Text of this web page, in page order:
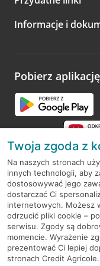
A po wizycie…
Zachęcamy do
opinie.
Informacje i
Pobierz
RODO
Regulamin serwisu
Mapa serwisu
PolitykaCookies
Twoja zgoda z
Na naszych stronach
innych technologii, aby
dostosowywać jego
dostarczać Ci
internetowych. Możesz
odrzucić pliki cookie –
serwisu. Zgody są
momencie. Wyrażenie
prezentować Ci lepiej
stronach Credit Agricole.